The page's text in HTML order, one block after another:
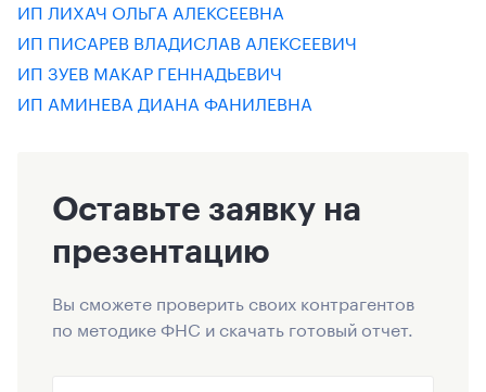
ИП ЛИХАЧ ОЛЬГА АЛЕКСЕЕВНА
ИП ПИСАРЕВ ВЛАДИСЛАВ АЛЕКСЕЕВИЧ
ИП ЗУЕВ МАКАР ГЕННАДЬЕВИЧ
ИП АМИНЕВА ДИАНА ФАНИЛЕВНА
Оставьте заявку на
презентацию
Вы сможете проверить своих контрагентов
по методике ФНС и скачать готовый отчет.